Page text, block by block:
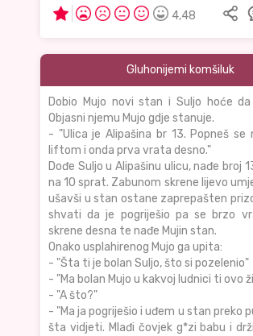
4,48
Gluhonijemi komšiluk
Dobio Mujo novi stan i Suljo hoće
Objasni njemu Mujo gdje stanuje.
- "Ulica je Alipašina br 13. Popneš se
liftom i onda prva vrata desno."
Dođe Suljo u Alipašinu ulicu, nađe broj
na 10 sprat. Zabunom skrene lijevo
ušavši u stan ostane zaprepašten
shvati da je pogriješio pa se brzo
skrene desna te nađe Mujin stan.
Onako usplahirenog Mujo ga upita:
- "Šta ti je bolan Suljo, što si pozelenio"
- "Ma bolan Mujo u kakvoj ludnici ti ovo
- "A što?"
- "Ma ja pogriješio i uđem u stan preko
šta vidjeti. Mlađi čovjek g*zi babu i